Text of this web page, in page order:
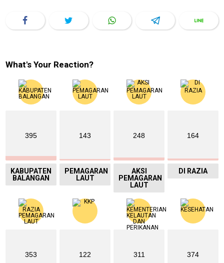
What's Your Reaction?
395
KABUPATEN
BALANGAN
143
PEMAGARAN
LAUT
248
AKSI
PEMAGARAN
LAUT
164
DI RAZIA
353 122 311 374